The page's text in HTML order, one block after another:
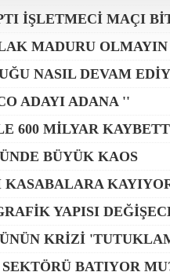
İŞLETMECİ MAÇI
MADURU OLMAYIN
NASIL DEVAM
ADAYI ADANA ''
600 MİLYAR
BÜYÜK KAOS
KASABALARA
YAPISI
KRİZİ
BATIYOR